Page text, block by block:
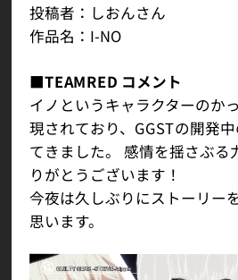
投稿者：しおんさん
作品名：I-NO
■TEAMRED コメント
イノというキャラクターのか
現されており、GGSTの開発
てきました。 感情を揺さぶる
りがとうございます！
今夜は久しぶりにストーリー
思います。